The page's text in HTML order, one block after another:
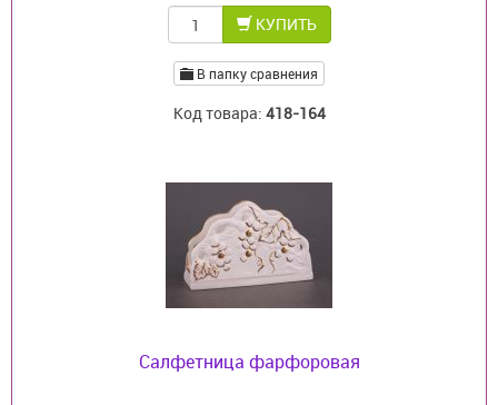
КУПИТЬ
В папку сравнения
Код товара: 418-164
Салфетница фарфоровая